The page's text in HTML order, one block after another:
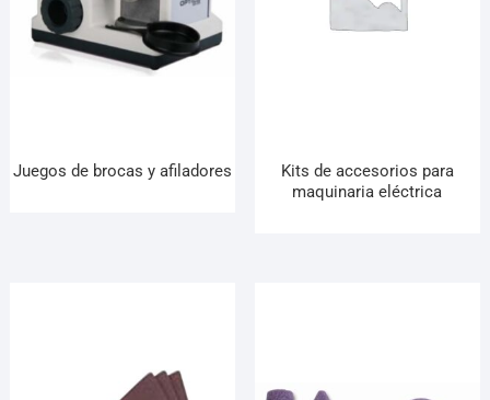
Juegos de brocas y afiladores
Kits de accesorios para
maquinaria eléctrica